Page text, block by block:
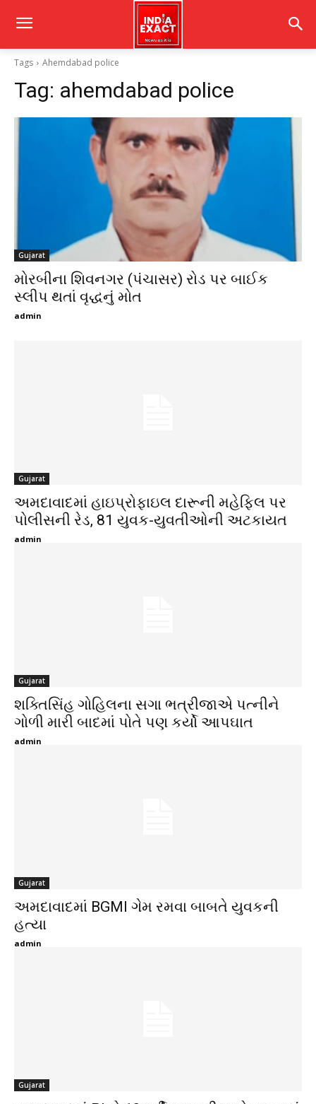
Tags Ahemdabad police
Tag: ahemdabad police
Gujarat
મોરબીના શિવનગર (પંચાસર) રોડ પર બાઈક
સ્લીપ થતાં વૃદ્ધનું મોત
admin
Gujarat
અમદાવાદમાં હાઇપ્રોફાઇલ દારૂની મહેફિલ પર
પોલીસની રેડ, 81 યુવક-યુવતીઓની અટકાયત
admin
Gujarat
શક્તિસિંહ ગોહિલના સગા ભત્રીજાએ પત્નીને
ગોળી મારી બાદમાં પોતે પણ કર્યો આપઘાત
admin
Gujarat
અમદાવાદમાં BGMI ગેમ રમવા બાબતે યુવકની
હત્યા
admin
Gujarat